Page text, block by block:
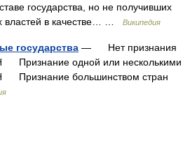
государства, но не получивших
властей в качестве… …
Википедия
государства — Нет признания
Признание одной или несколькими
Признание большинством стран